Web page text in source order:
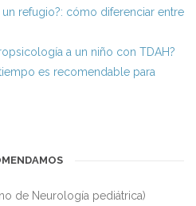
refugio?: cómo diferenciar entre
a un niño con TDAH?
es recomendable para
de Neurología pediátrica)